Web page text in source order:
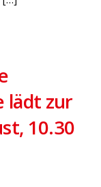
lädt zur
10.30